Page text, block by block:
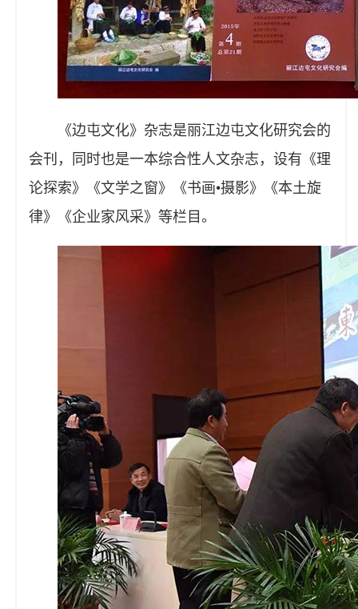
《边屯文化》杂志是丽江边屯文化研究会的
会刊，同时也是一本综合性人文杂志，设有《理
论探索》《文学之窗》《书画•摄影》《本土旋
律》《企业家风采》等栏目。